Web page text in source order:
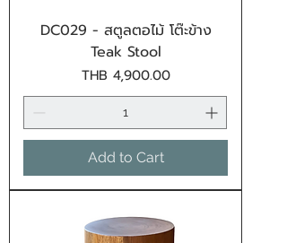
DC029 - สตูลตอไม้ โต๊ะข้าง
Teak Stool
Price
THB 4,900.00
Add to Cart